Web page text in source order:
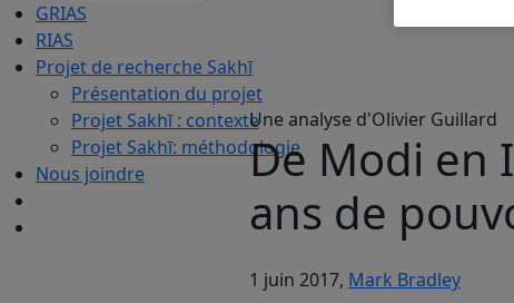
GRIAS
RIAS
Projet de recherche Sakhī
Présentation du projet
Projet Sakhī : contexte
Projet Sakhī: méthodologie
Nous joindre
Une analyse d'Olivier Guillard
De Modi en
ans de
1 juin 2017, Mark Bradley